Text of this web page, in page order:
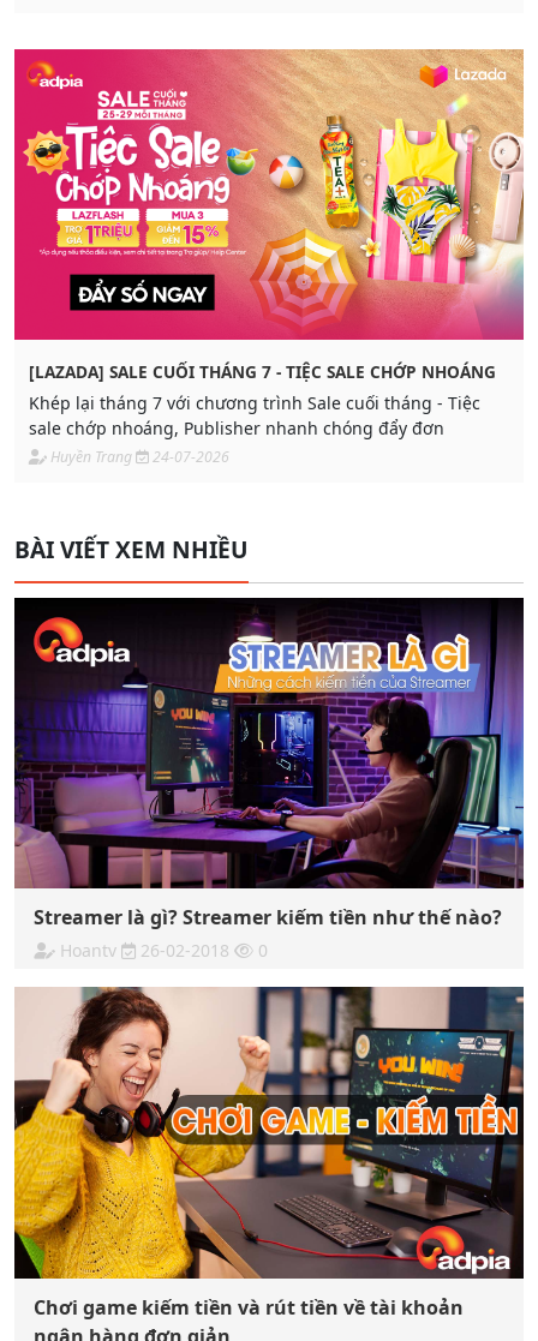
[LAZADA] SALE CUỐI THÁNG 7 - TIỆC SALE CHỚP NHOÁNG
Khép lại tháng 7 với chương trình Sale cuối tháng - Tiệc
sale chớp nhoáng, Publisher nhanh chóng đẩy đơn
Huyền Trang 24-07-2026
BÀI VIẾT XEM NHIỀU
Streamer là gì? Streamer kiếm tiền như thế nào?
Hoantv 26-02-2018 0
Chơi game kiếm tiền và rút tiền về tài khoản